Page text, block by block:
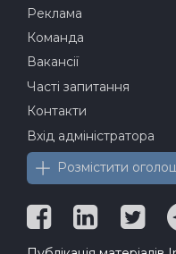
Реклама
Команда
Вакансії
Часті запитання
Контакти
Вхід адміністратора
Розмістити